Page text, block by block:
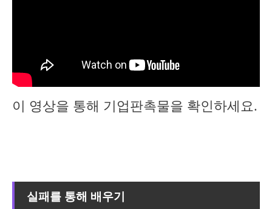
이 영상을 통해 기업판촉물을 확인하세요.
실패를 통해 배우기